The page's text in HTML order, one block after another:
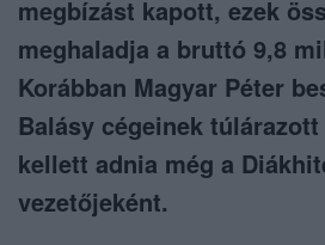
megbízást kapott, ezek
meghaladja a bruttó 9,8
Korábban Magyar Péter
Balásy cégeinek
kellett adnia még a
vezetőjeként.